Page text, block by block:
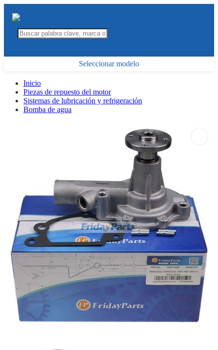
Seleccionar modelo
Inicio
Piezas de repuesto del motor
Sistemas de lubricación y refrigeración
Bomba de agua